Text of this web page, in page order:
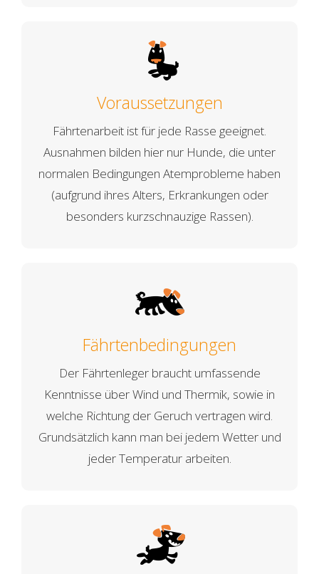
Voraussetzungen
Fährtenarbeit ist für jede Rasse geeignet.
Ausnahmen bilden hier nur Hunde, die unter
normalen Bedingungen Atemprobleme haben
(aufgrund ihres Alters, Erkrankungen oder
besonders kurzschnauzige Rassen).
Fährtenbedingungen
Der Fährtenleger braucht umfassende
Kenntnisse über Wind und Thermik, sowie in
welche Richtung der Geruch vertragen wird.
Grundsätzlich kann man bei jedem Wetter und
jeder Temperatur arbeiten.